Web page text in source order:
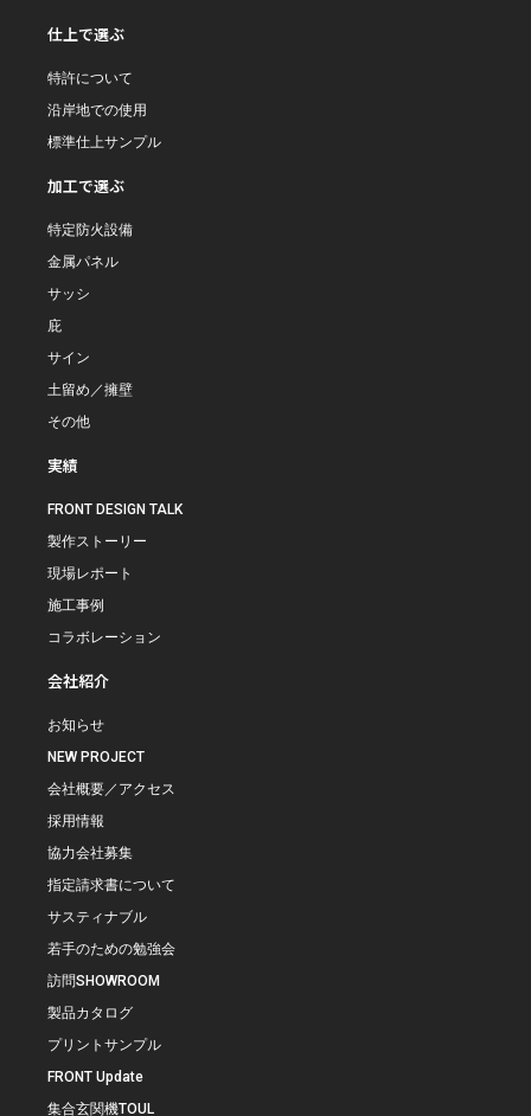
仕上で選ぶ
特許について
沿岸地での使用
標準仕上サンプル
加工で選ぶ
特定防火設備
金属パネル
サッシ
庇
サイン
土留め／擁壁
その他
実績
FRONT DESIGN TALK
製作ストーリー
現場レポート
施工事例
コラボレーション
会社紹介
お知らせ
NEW PROJECT
会社概要／アクセス
採用情報
協力会社募集
指定請求書について
サスティナブル
若手のための勉強会
訪問SHOWROOM
製品カタログ
プリントサンプル
FRONT Update
集合玄関機TOUL